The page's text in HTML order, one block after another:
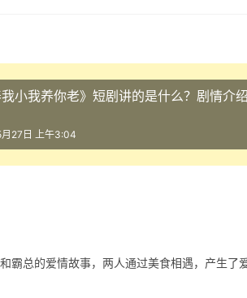
我小我养你老》短剧讲的是什么？剧情介绍
27日 上午3:04
霸总的爱情故事，两人通过美食相遇，产生了